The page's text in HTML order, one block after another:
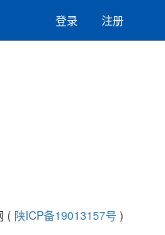
登录 注册
( 陕ICP备19013157号 )